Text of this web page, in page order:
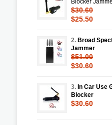
Blocker
$30.60
$25.50
2. Broad
Jammer
$51.00
$30.60
3. In Car Use
Blocker
$30.60